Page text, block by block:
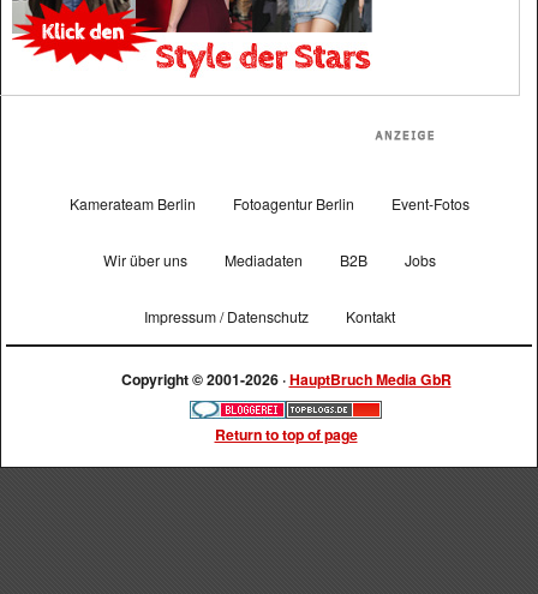
Kamerateam Berlin Fotoagentur Berlin Event-Fotos
Wir über uns Mediadaten B2B Jobs
Impressum / Datenschutz Kontakt
Copyright © 2001-2026 ·HauptBruch Media GbR
Return to top of page